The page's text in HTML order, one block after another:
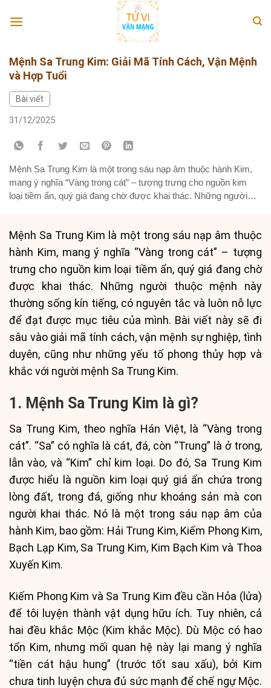
Mệnh Sa Trung Kim: Giải Mã Tính Cách, Vận Mệnh
và Hợp Tuổi
Bài viết
31/12/2025
Mệnh Sa Trung Kim là một trong sáu nạp âm thuộc hành Kim,
mang ý nghĩa “Vàng trong cát” – tượng trưng cho nguồn kim
loại tiềm ẩn, quý giá đang chờ được khai thác. Những người
Mệnh Sa Trung Kim là một trong sáu nạp âm thuộc
hành Kim, mang ý nghĩa “Vàng trong cát” – tượng
trưng cho nguồn kim loại tiềm ẩn, quý giá đang chờ
được khai thác. Những người thuộc mệnh này
thường sống kín tiếng, có nguyên tắc và luôn nỗ lực
để đạt được mục tiêu của mình. Bài viết này sẽ đi
sâu vào giải mã tính cách, vận mệnh sự nghiệp, tình
duyên, cũng như những yếu tố phong thủy hợp và
khắc với người mệnh Sa Trung Kim.
1. Mệnh Sa Trung Kim là gì?
Sa Trung Kim, theo nghĩa Hán Việt, là “Vàng trong
cát”. “Sa” có nghĩa là cát, đá, còn “Trung” là ở trong,
lẫn vào, và “Kim” chỉ kim loại. Do đó, Sa Trung Kim
được hiểu là nguồn kim loại quý giá ẩn chứa trong
lòng đất, trong đá, giống như khoáng sản mà con
người khai thác. Nó là một trong sáu nạp âm của
hành Kim, bao gồm: Hải Trung Kim, Kiếm Phong Kim,
Bạch Lạp Kim, Sa Trung Kim, Kim Bạch Kim và Thoa
Xuyến Kim.
Kiếm Phong Kim và Sa Trung Kim đều cần Hỏa (lửa)
để tôi luyện thành vật dụng hữu ích. Tuy nhiên, cả
hai đều khắc Mộc (Kim khắc Mộc). Dù Mộc có hao
tổn Kim, nhưng mối quan hệ này lại mang ý nghĩa
“tiền cát hậu hung” (trước tốt sau xấu), bởi Kim
chưa tinh luyện chưa đủ sức mạnh để chế ngự Mộc.